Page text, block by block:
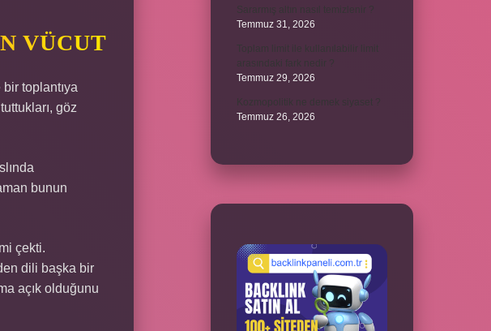
VÜCUT
toplantıya
göz
bunun
çekti.
dili başka bir
açık olduğunu
Sararmış altın nasıl temizlenir ?
Temmuz 31, 2026
Toplam limit ile kullanılabilir limit
arasındaki fark nedir ?
Temmuz 29, 2026
Kozmopolitik ne demek siyaset ?
Temmuz 26, 2026